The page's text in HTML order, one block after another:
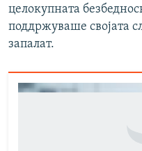
целокупната
поддржуваше својата
запалат.